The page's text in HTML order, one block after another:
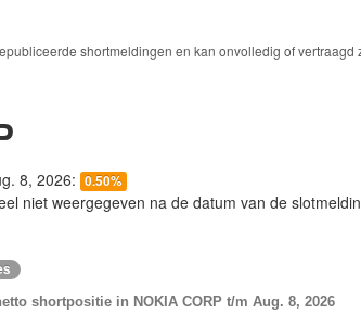
shortmeldingen en kan onvolledig of vertraagd
8, 2026: 0.50%
niet weergegeven na de datum van de
shortpositie in NOKIA CORP t/m Aug. 8, 2026